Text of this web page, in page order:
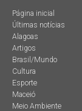
Página inicial
Últimas notícias
Alagoas
Artigos
Brasil/Mundo
Cultura
Esporte
Maceió
Meio Ambiente